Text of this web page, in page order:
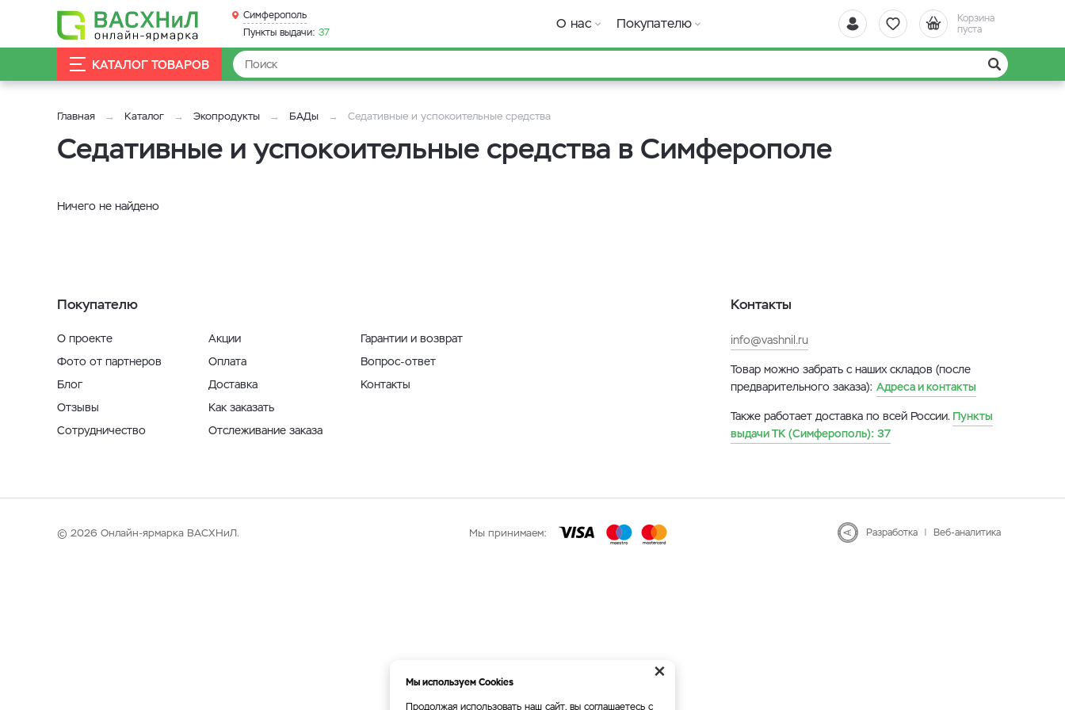
Корзина
пуста
Симферополь
Пункты выдачи: 37
О нас Покупателю
КАТАЛОГ ТОВАРОВ
Главная Каталог Экопродукты БАДы Седативные и успокоительные средства
Седативные и успокоительные средства в Симферополе
Ничего не найдено
Покупателю
О проекте
Фото от партнеров
Блог
Отзывы
Сотрудничество
Акции
Оплата
Доставка
Как заказать
Отслеживание заказа
Гарантии и возврат
Вопрос-ответ
Контакты
Контакты
info@vashnil.ru
Товар можно забрать с наших складов (после
предварительного заказа): Адреса и контакты
Также работает доставка по всей России. Пункты
выдачи ТК (Симферополь): 37
© 2026 Онлайн-ярмарка ВАСХНиЛ. Мы принимаем: Разработка | Веб-аналитика
×
Мы используем Cookies
Продолжая использовать наш сайт, вы соглашаетесь с